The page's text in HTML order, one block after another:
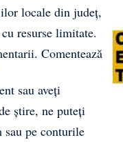
locale din județ,
resurse limitate.
Comentează
sau aveți
știre, ne puteți
sau pe conturile